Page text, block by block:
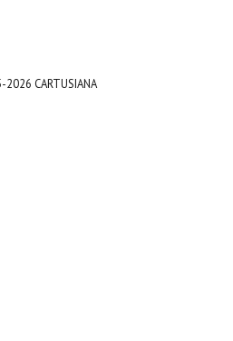
CARTUSIANA